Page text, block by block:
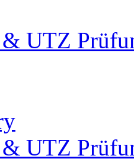
UTZ
UTZ